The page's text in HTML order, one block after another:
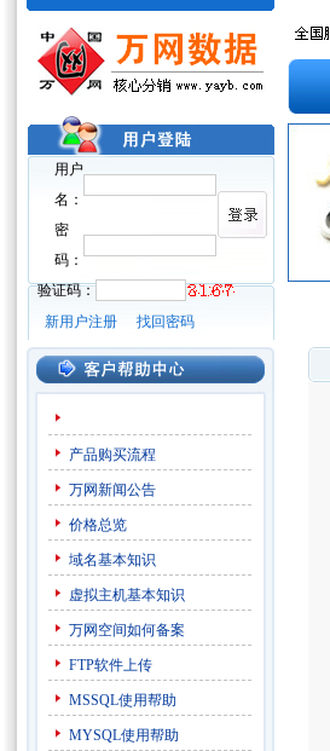
用户
名：
密
码：
验证码：
新用户注册
找回密码
产品购买流程
万网新闻公告
价格总览
域名基本知识
虚拟主机基本知识
万网空间如何备案
FTP软件上传
MSSQL使用帮助
MYSQL使用帮助